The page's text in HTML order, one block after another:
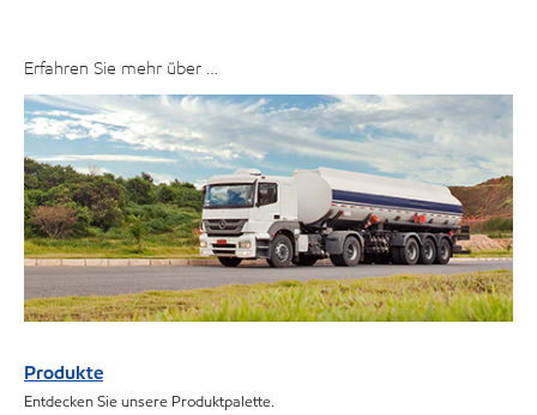
Erfahren Sie mehr über …
Produkte
Entdecken Sie unsere Produktpalette.